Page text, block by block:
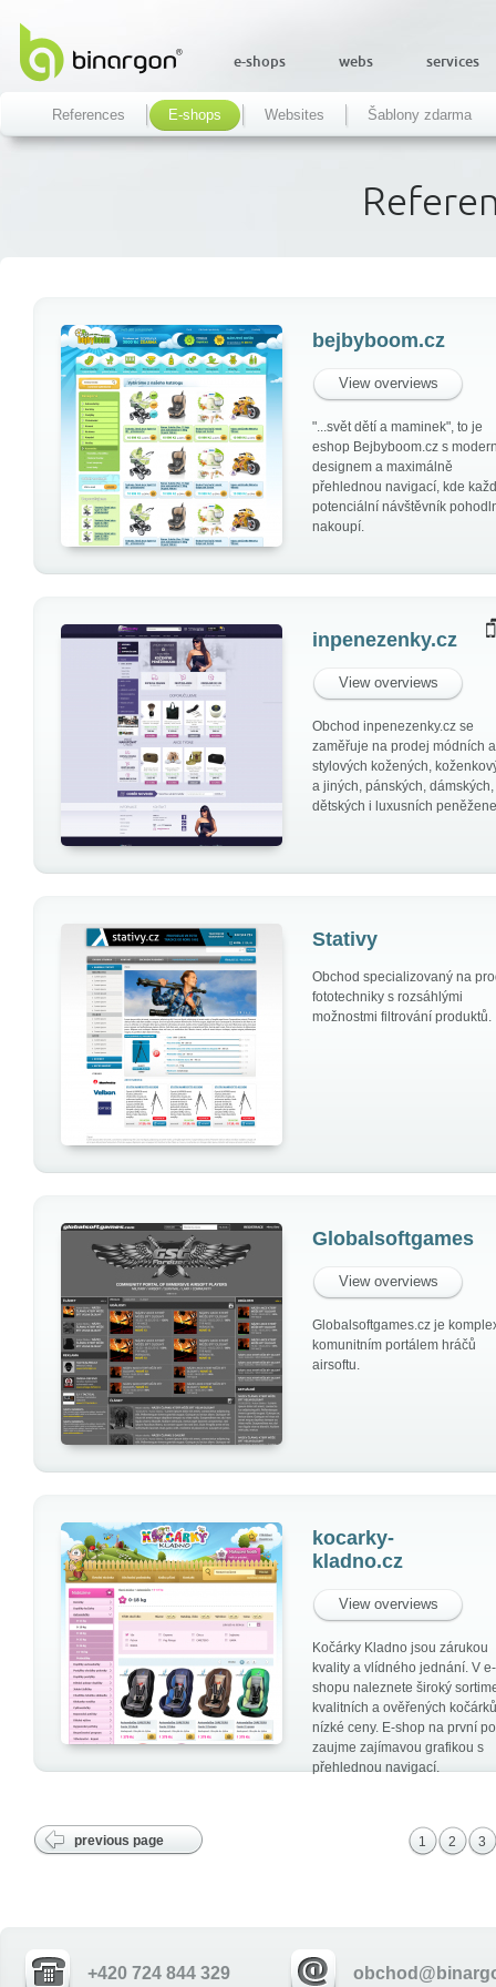
bejbyboom.cz
View overviews
"...svět dětí a maminek", to je
eshop Bejbyboom.cz s
designem a maximálně
přehlednou navigací, kde
potenciální návštěvník
nakoupí.
inpenezenky.cz
View overviews
Obchod inpenezenky.cz se
zaměřuje na prodej módních a
stylových kožených,
a jiných, pánských, dámských,
dětských i luxusních
Stativy
Obchod specializovaný na
fototechniky s rozsáhlými
možnostmi filtrování produktů.
Globalsoftgames
View overviews
Globalsoftgames.cz je
komunitním portálem hráčů
airsoftu.
kocarky-
kladno.cz
View overviews
Kočárky Kladno jsou zárukou
kvality a vlídného jednání. V e-
shopu naleznete široký
kvalitních a ověřených
nízké ceny. E-shop na první
zaujme zajímavou grafikou s
přehlednou navigací.
previous page 1 2 3
+420 724 844 329
e-shops webs services
References E-shops Websites Šablony zdarma